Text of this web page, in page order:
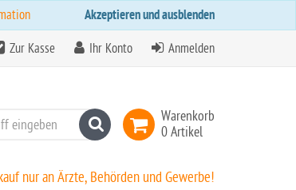
Akzeptieren und ausblenden
Zur Kasse Ihr Konto Anmelden
Warenkorb
0 Artikel
Suchen
nur an Ärzte, Behörden und Gewerbe!